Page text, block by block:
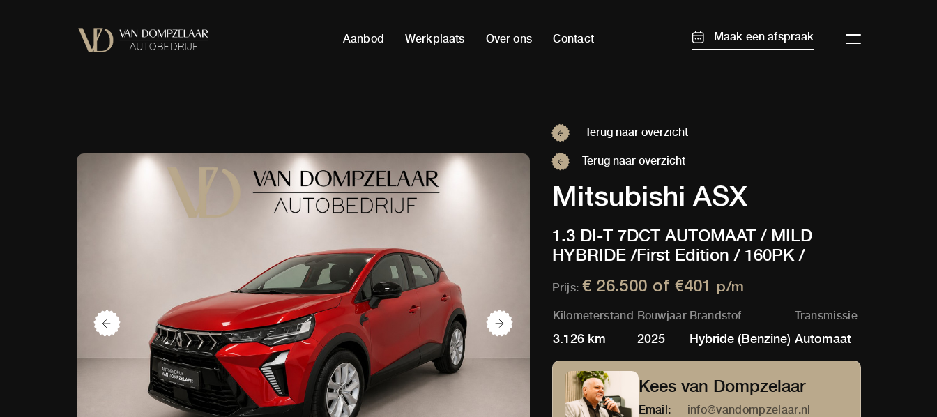
Aanbod Werkplaats Over ons Contact Maak een afspraak
Terug naar overzicht
Terug naar overzicht
Mitsubishi ASX
1.3 DI-T 7DCT AUTOMAAT / MILD
HYBRIDE /First Edition / 160PK /
1200KG TREKG. /
Prijs: € 26.500 of €401 p/m
Kilometerstand
3.126 km
Bouwjaar
2025
Brandstof
Hybride (Benzine)
Transmissie
Automaat
Kees van Dompzelaar
Email:
info@vandompzelaar.nl